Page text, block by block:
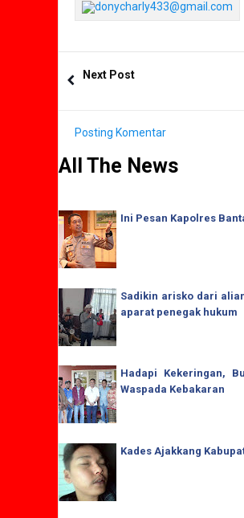
Next Post
Posting Komentar
All The News
Ini Pesan Kapolres
Sadikin arisko dari
aparat penegak hukum
Hadapi Kekeringan,
Waspada Kebakaran
Kades Ajakkang